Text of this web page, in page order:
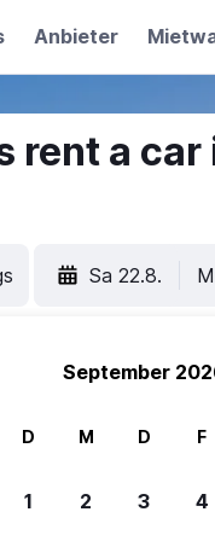
Anbieter
rent a car
Sa 22.8.
September
D M D F
1 2 3 4